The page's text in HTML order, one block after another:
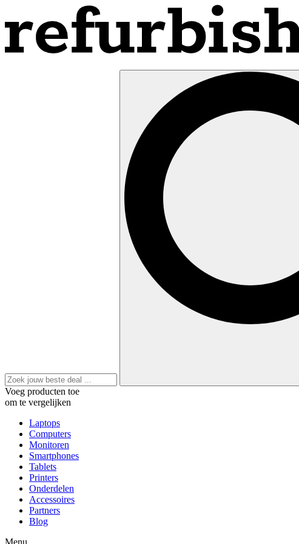
Voeg producten toe
om te vergelijken
Laptops
Computers
Monitoren
Smartphones
Tablets
Printers
Onderdelen
Accessoires
Partners
Blog